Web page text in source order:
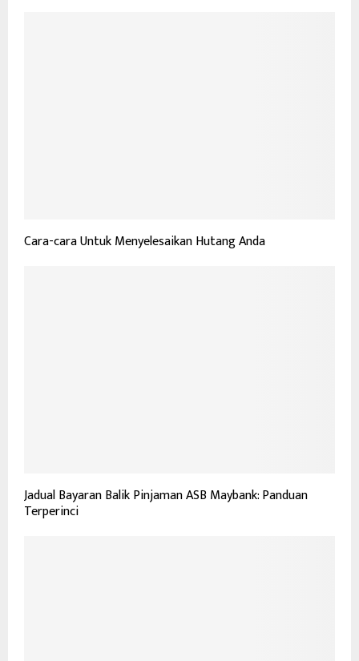
Cara-cara Untuk Menyelesaikan Hutang Anda
Jadual Bayaran Balik Pinjaman ASB Maybank: Panduan
Terperinci